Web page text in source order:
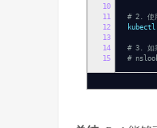
10
11
12
13
14
15
# 2. 使
kubectl
# 3. 如
#